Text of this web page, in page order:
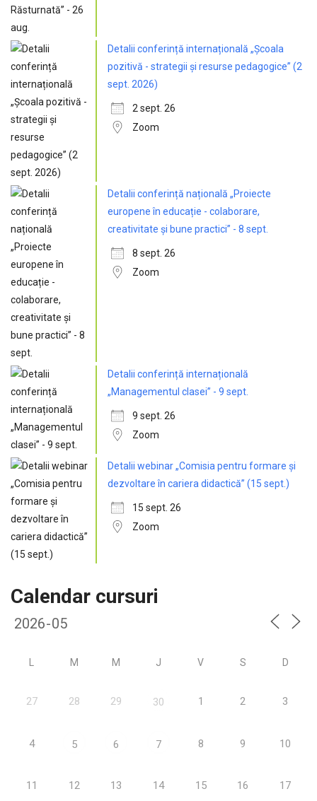
Detalii conferință internațională „Școala
pozitivă - strategii și resurse pedagogice” (2
sept. 2026)
2 sept. 26
Zoom
Detalii conferință națională „Proiecte
europene în educație - colaborare,
creativitate și bune practici” - 8 sept.
8 sept. 26
Zoom
Detalii conferință internațională
„Managementul clasei” - 9 sept.
9 sept. 26
Zoom
Detalii webinar „Comisia pentru formare și
dezvoltare în cariera didactică” (15 sept.)
15 sept. 26
Zoom
Calendar cursuri
M M J V S D
27 28 29 30 1 2 3
4 5 6 7 8 9 10
11 12 13 14 15 16 17